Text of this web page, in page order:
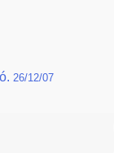
26/12/07